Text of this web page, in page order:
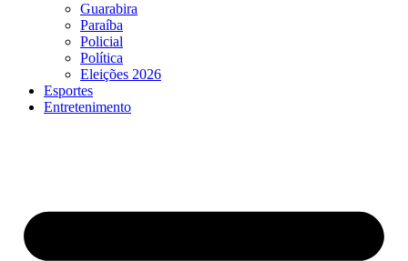
Guarabira
Paraíba
Policial
Política
Eleições 2026
Esportes
Entretenimento